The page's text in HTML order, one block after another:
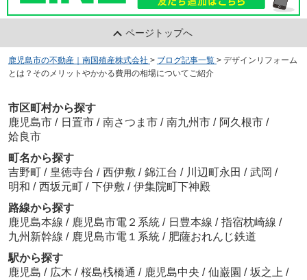
ページトップへ
鹿児島市の不動産｜南国殖産株式会社 > ブログ記事一覧 > デザインリフォーム
とは？そのメリットやかかる費用の相場についてご紹介
市区町村から探す
鹿児島市 / 日置市 / 南さつま市 / 南九州市 / 阿久根市 /
姶良市
町名から探す
吉野町 / 皇徳寺台 / 西伊敷 / 錦江台 / 川辺町永田 / 武岡 /
明和 / 西坂元町 / 下伊敷 / 伊集院町下神殿
路線から探す
鹿児島本線 / 鹿児島市電２系統 / 日豊本線 / 指宿枕崎線 /
九州新幹線 / 鹿児島市電１系統 / 肥薩おれんじ鉄道
駅から探す
鹿児島 / 広木 / 桜島桟橋通 / 鹿児島中央 / 仙巌園 / 坂之上 /